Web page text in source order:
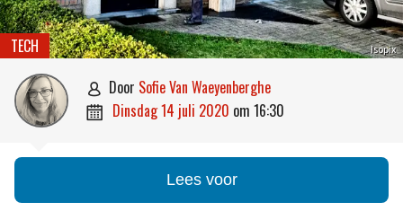
Isopix
TECH
 door Sofie Van Waeyenberghe
 dinsdag 14 juli 2020 om 16:30
Lees voor